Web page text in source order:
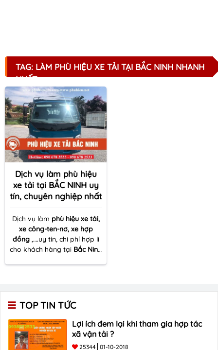
TAG: LÀM PHÙ HIỆU XE TẢI TẠI BẮC NINH NHANH
NHẤT
Dịch vụ làm phù hiệu
xe tải tại BẮC NINH uy
tín, chuyên nghiệp nhất
Dịch vụ làm phù hiệu xe tải,
xe công-ten-nơ, xe hợp
đồng,….uy tín, chi phí hợp lí
cho khách hàng tại Bắc Ninh
TOP TIN TỨC
Lợi ích đem lại khi tham gia hợp tác
xã vận tải ?
25344 01-10-2018